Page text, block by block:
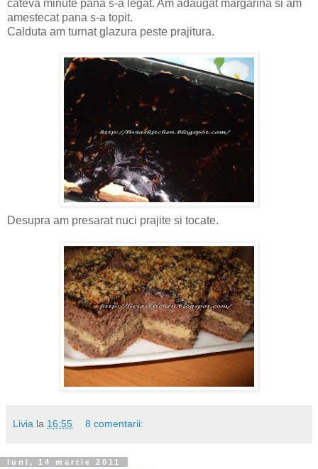
cateva minute pana s-a legat. Am adaugat margarina si am
amestecat pana s-a topit.
Calduta am turnat glazura peste prajitura.
Desupra am presarat nuci prajite si tocate.
Livia la 16:55 8 comentarii:
luni, 14 martie 2011